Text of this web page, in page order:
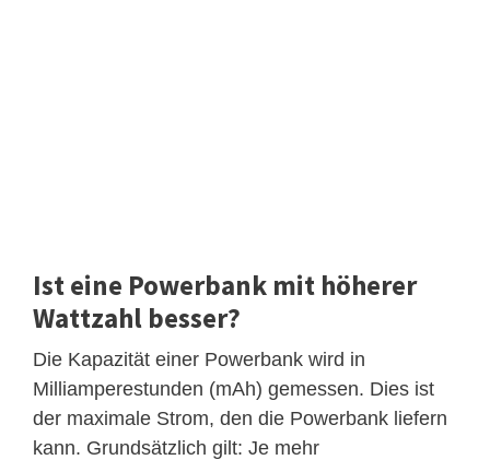
Ist eine Powerbank mit höherer
Wattzahl besser?
Die Kapazität einer Powerbank wird in
Milliamperestunden (mAh) gemessen. Dies ist
der maximale Strom, den die Powerbank liefern
kann. Grundsätzlich gilt: Je mehr